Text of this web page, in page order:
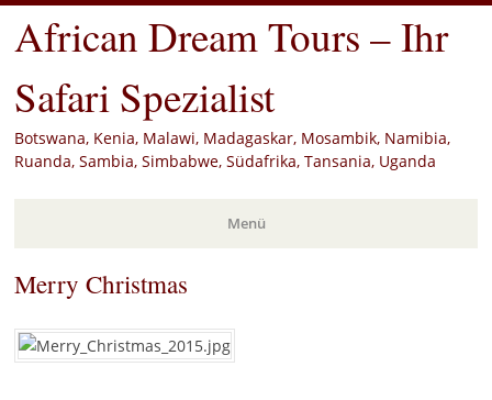
African Dream Tours – Ihr
Safari Spezialist
Botswana, Kenia, Malawi, Madagaskar, Mosambik, Namibia,
Ruanda, Sambia, Simbabwe, Südafrika, Tansania, Uganda
Menü
Zum
springen
Merry Christmas